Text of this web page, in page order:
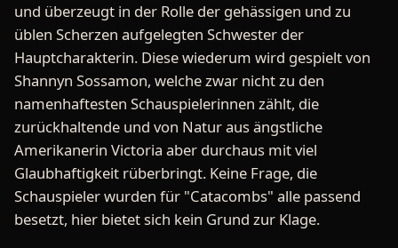
und überzeugt in der Rolle der gehässigen und zu
üblen Scherzen aufgelegten Schwester der
Hauptcharakterin. Diese wiederum wird gespielt von
Shannyn Sossamon, welche zwar nicht zu den
namenhaftesten Schauspielerinnen zählt, die
zurückhaltende und von Natur aus ängstliche
Amerikanerin Victoria aber durchaus mit viel
Glaubhaftigkeit rüberbringt. Keine Frage, die
Schauspieler wurden für "Catacombs" alle passend
besetzt, hier bietet sich kein Grund zur Klage.